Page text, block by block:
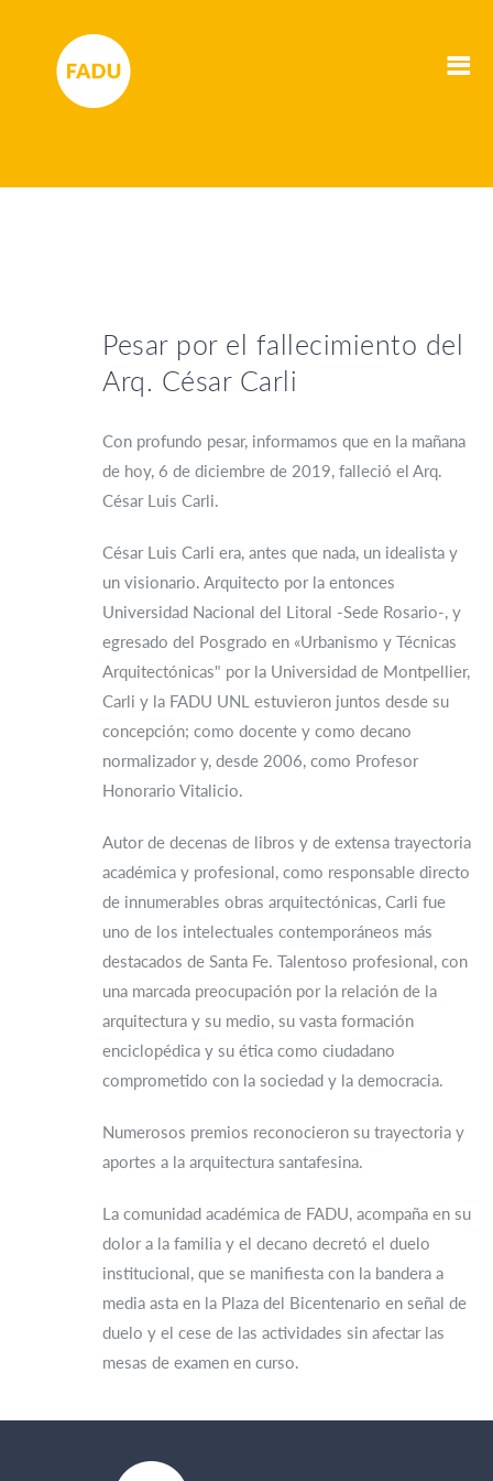
Pesar por el fallecimiento del
Arq. César Carli
Con profundo pesar, informamos que en la mañana
de hoy, 6 de diciembre de 2019, falleció el Arq.
César Luis Carli.
César Luis Carli era, antes que nada, un idealista y
un visionario. Arquitecto por la entonces
Universidad Nacional del Litoral -Sede Rosario-, y
egresado del Posgrado en «Urbanismo y Técnicas
Arquitectónicas" por la Universidad de Montpellier,
Carli y la FADU UNL estuvieron juntos desde su
concepción; como docente y como decano
normalizador y, desde 2006, como Profesor
Honorario Vitalicio.
Autor de decenas de libros y de extensa trayectoria
académica y profesional, como responsable directo
de innumerables obras arquitectónicas, Carli fue
uno de los intelectuales contemporáneos más
destacados de Santa Fe. Talentoso profesional, con
una marcada preocupación por la relación de la
arquitectura y su medio, su vasta formación
enciclopédica y su ética como ciudadano
comprometido con la sociedad y la democracia.
Numerosos premios reconocieron su trayectoria y
aportes a la arquitectura santafesina.
La comunidad académica de FADU, acompaña en su
dolor a la familia y el decano decretó el duelo
institucional, que se manifiesta con la bandera a
media asta en la Plaza del Bicentenario en señal de
duelo y el cese de las actividades sin afectar las
mesas de examen en curso.